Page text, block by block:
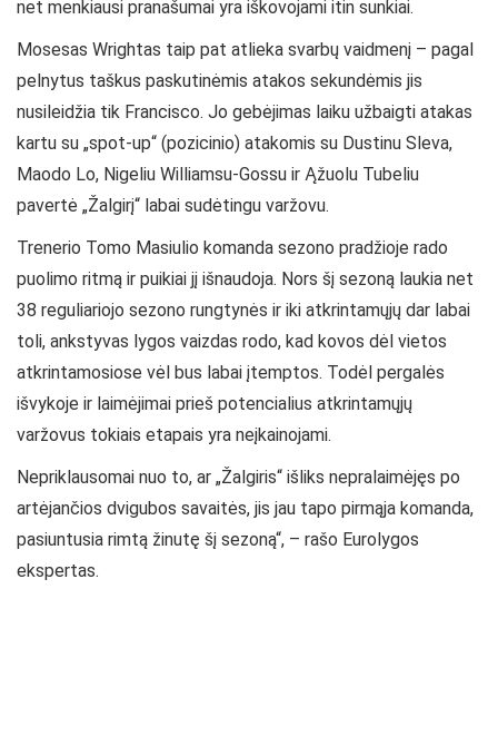
net menkiausi pranašumai yra iškovojami itin sunkiai.
Mosesas Wrightas taip pat atlieka svarbų vaidmenį – pagal
pelnytus taškus paskutinėmis atakos sekundėmis jis
nusileidžia tik Francisco. Jo gebėjimas laiku užbaigti atakas
kartu su „spot-up“ (pozicinio) atakomis su Dustinu Sleva,
Maodo Lo, Nigeliu Williamsu-Gossu ir Ąžuolu Tubeliu
pavertė „Žalgirį“ labai sudėtingu varžovu.
Trenerio Tomo Masiulio komanda sezono pradžioje rado
puolimo ritmą ir puikiai jį išnaudoja. Nors šį sezoną laukia net
38 reguliariojo sezono rungtynės ir iki atkrintamųjų dar labai
toli, ankstyvas lygos vaizdas rodo, kad kovos dėl vietos
atkrintamosiose vėl bus labai įtemptos. Todėl pergalės
išvykoje ir laimėjimai prieš potencialius atkrintamųjų
varžovus tokiais etapais yra neįkainojami.
Nepriklausomai nuo to, ar „Žalgiris“ išliks nepralaimėjęs po
artėjančios dvigubos savaitės, jis jau tapo pirmąja komanda,
pasiuntusia rimtą žinutę šį sezoną“, – rašo Eurolygos
ekspertas.